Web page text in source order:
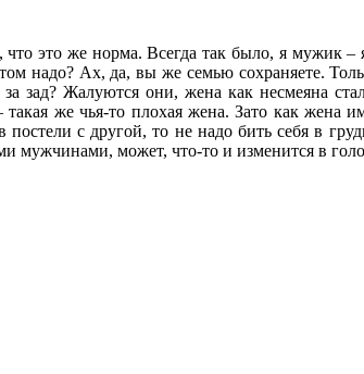
это же норма. Всегда так было, я мужик –
надо? Ах, да, вы же семью сохраняете.
зад? Жалуются они, жена как несмеяна
же чья-то плохая жена. Зато как жена
с другой, то не надо бить себя в
мужчинами, может, что-то и изменится в